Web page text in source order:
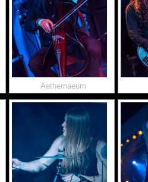
Aethernaeum